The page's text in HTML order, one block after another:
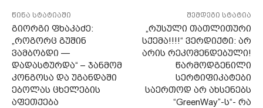
წინა სტატიაში
გიორგი ფხაკაძე:
„როგორც გუშინ
ვამბობდი —
დადასტურდა“ – ჯანმომ
კონგოსა და უგანდაში
ებოლას ცხელების
აფეთქება
შემდეგი სტატია
„რუსული თათლითური
სქემა!!!!“ ვერდიქტი: არ
არის რეკომენდებული!
წარმოდგენილი
სერტიფიკატები
საერთოდ არ ახსენებს
“GreenWay”-ს“- რა